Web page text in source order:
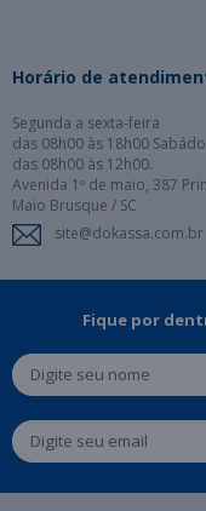
Horário de
Segunda a sexta-feira
das 08h00 às 18h00 Sabádo
das 08h00 às 12h00.
Avenida 1º de maio, 387
Maio Brusque / SC
site@dokassa.com.br
Fique por